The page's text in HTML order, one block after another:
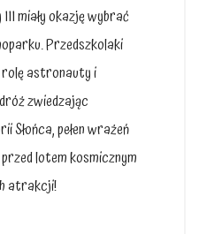
miały okazję wybrać
Przedszkolaki
rolę astronauty i
zwiedzając
Słońca, pełen wrażeń
lotem kosmicznym
atrakcji!